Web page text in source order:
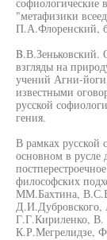
"метафизики
П.А.Флоренский,
B.В.Зеньковский.
взгляды на
учений Агни-
известными
русской
гения.
В рамках русской
основном в русле
философских
ММ.Бахтина,
Г.Г.Кириленко,
К.Р.Мегрелидзе,